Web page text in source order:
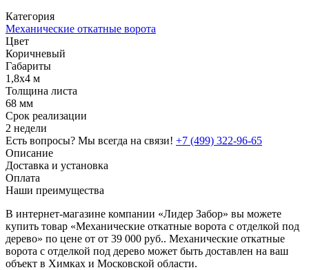
Категория
Механические откатные ворота
Цвет
Коричневый
Габариты
1,8х4 м
Толщина листа
68 мм
Срок реализации
2 недели
Есть вопросы? Мы всегда на связи! +7 (499) 322-96-65
Описание
Доставка и установка
Оплата
Наши преимущества
В интернет-магазине компании «Лидер Забор» вы можете
купить товар «Механические откатные ворота с отделкой под
дерево» по цене от от 39 000 руб.. Механические откатные
ворота с отделкой под дерево может быть доставлен на ваш
объект в Химках и Московской области.